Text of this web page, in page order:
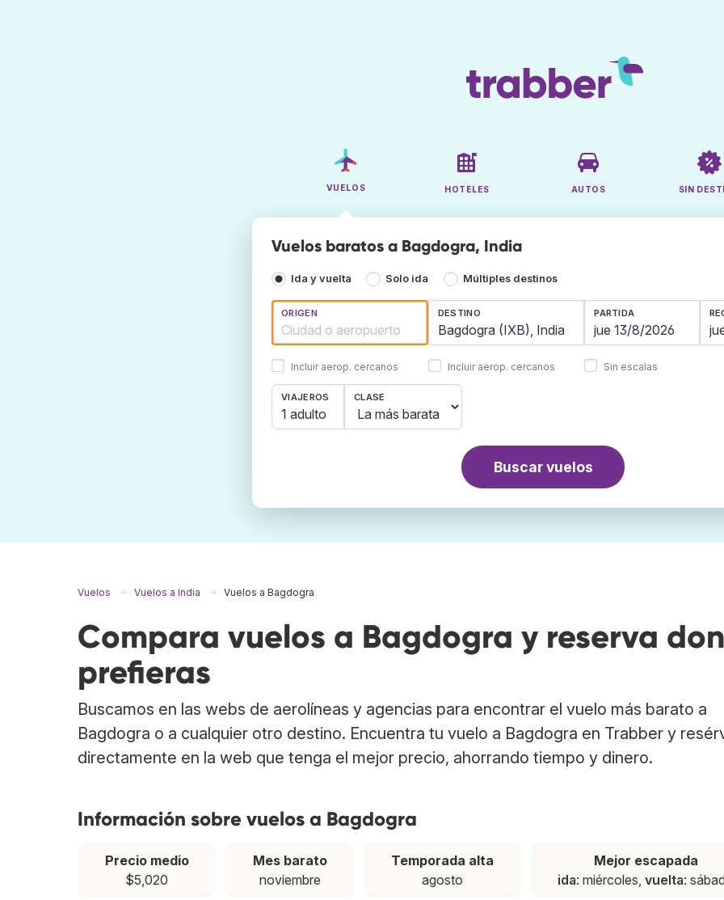
VUELOS HOTELES AUTOS SIN
Vuelos baratos a Bagdogra, India
Ida y vuelta Solo ida Múltiples destinos
ORIGEN
Incluir aerop. cercanos
DESTINO
Incluir aerop. cercanos
PARTIDA
Sin escalas
VIAJEROS
1 adulto
CLASE
Buscar vuelos
Vuelos Vuelos a India Vuelos a Bagdogra
Compara vuelos a Bagdogra y reserva
prefieras
Buscamos en las webs de aerolíneas y agencias para encontrar el vuelo más barato a
Bagdogra o a cualquier otro destino. Encuentra tu vuelo a Bagdogra en Trabber y
directamente en la web que tenga el mejor precio, ahorrando tiempo y dinero.
Información sobre vuelos a Bagdogra
Precio medio
$5,020
Mes barato
noviembre
Temporada alta
agosto
Mejor escapada
ida: miércoles,vuelta: